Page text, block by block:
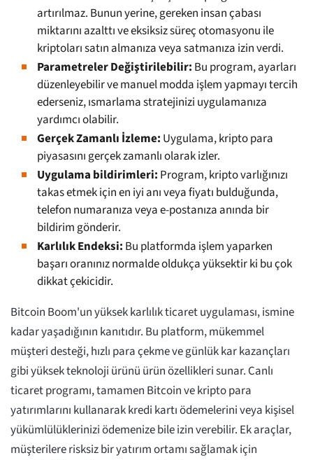
artırılmaz. Bunun yerine, gereken insan çabası
miktarını azalttı ve eksiksiz süreç otomasyonu ile
kriptoları satın almanıza veya satmanıza izin verdi.
Parametreler Değiştirilebilir: Bu program, ayarları
düzenleyebilir ve manuel modda işlem yapmayı tercih
ederseniz, ısmarlama stratejinizi uygulamanıza
yardımcı olabilir.
Gerçek Zamanlı İzleme: Uygulama, kripto para
piyasasını gerçek zamanlı olarak izler.
Uygulama bildirimleri: Program, kripto varlığınızı
takas etmek için en iyi anı veya fiyatı bulduğunda,
telefon numaranıza veya e-postanıza anında bir
bildirim gönderir.
Karlılık Endeksi: Bu platformda işlem yaparken
başarı oranınız normalde oldukça yüksektir ki bu çok
dikkat çekicidir.
Bitcoin Boom'un yüksek karlılık ticaret uygulaması, ismine
kadar yaşadığının kanıtıdır. Bu platform, mükemmel
müşteri desteği, hızlı para çekme ve günlük kar kazançları
gibi yüksek teknoloji ürünü ürün özellikleri sunar. Canlı
ticaret programı, tamamen Bitcoin ve kripto para
yatırımlarını kullanarak kredi kartı ödemelerini veya kişisel
yükümlülüklerinizi ödemenize bile izin verebilir. Ek araçlar,
müşterilere risksiz bir yatırım ortamı sağlamak için